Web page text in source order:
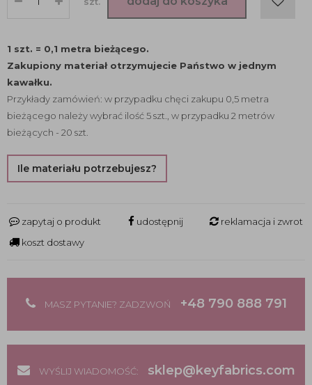
1 szt. = 0,1 metra bieżącego.
Zakupiony materiał otrzymujecie Państwo w jednym
kawałku.
Przykłady zamówień: w przypadku chęci zakupu 0,5 metra
bieżącego należy wybrać ilość 5 szt., w przypadku 2 metrów
bieżących - 20 szt.
Ile materiału potrzebujesz?
zapytaj o produkt udostępnij
reklamacja i zwrot
koszt dostawy
MASZ PYTANIE? ZADZWOŃ +48 790 888 791
WYŚLIJ WIADOMOŚĆ: sklep@keyfabrics.com